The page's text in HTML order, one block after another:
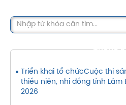
THÔNG
Triển khai tổ chứcCuộc thi
thiếu niên, nhi đồng tỉnh
2026